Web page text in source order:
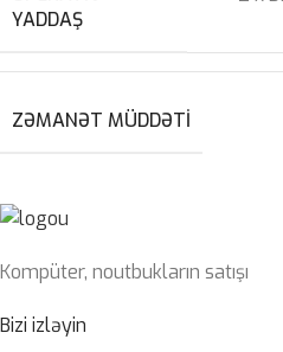
YADDAŞ
ZƏMANƏT MÜDDƏTI
Kompüter, noutbukların satışı
Bizi izləyin